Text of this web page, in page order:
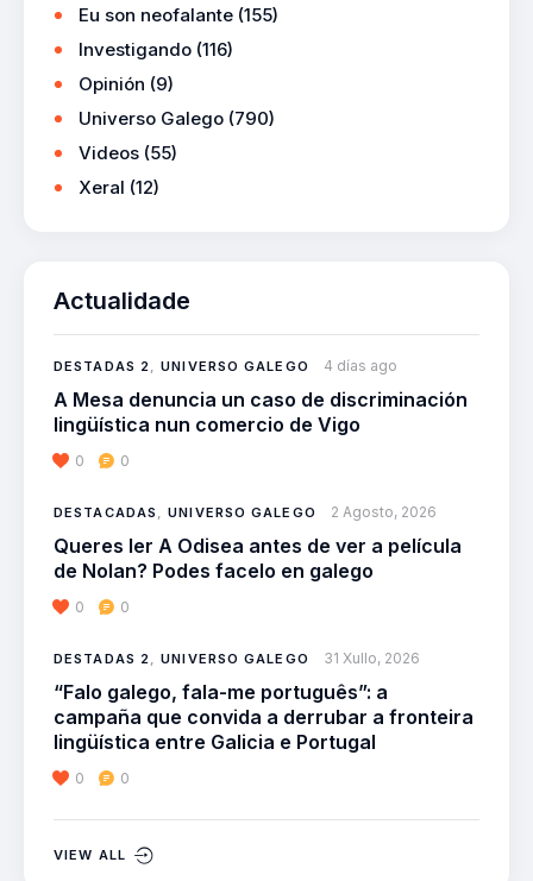
Eu son neofalante (155)
Investigando (116)
Opinión (9)
Universo Galego (790)
Videos (55)
Xeral (12)
Actualidade
DESTADAS 2,UNIVERSO GALEGO 4 días ago
A Mesa denuncia un caso de discriminación
lingüística nun comercio de Vigo
0 0
DESTACADAS ,UNIVERSO GALEGO 2 Agosto, 2026
Queres ler A Odisea antes de ver a película
de Nolan? Podes facelo en galego
0 0
DESTADAS 2,UNIVERSO GALEGO 31 Xullo, 2026
“Falo galego, fala-me português”: a
campaña que convida a derrubar a fronteira
lingüística entre Galicia e Portugal
0 0
VIEW ALL